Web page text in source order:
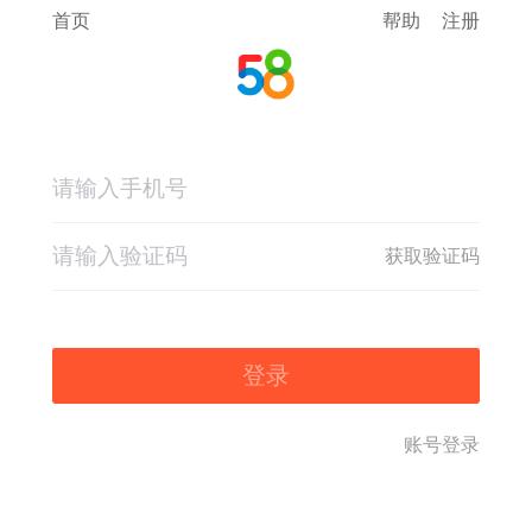
首页 帮助 注册
获取验证码
登录
账号登录